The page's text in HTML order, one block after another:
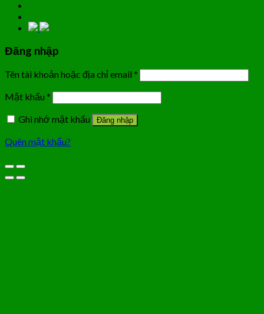
Đăng nhập
Tên tài khoản hoặc địa chỉ email *
Mật khẩu *
Ghi nhớ mật khẩu
Đăng nhập
Quên mật khẩu?